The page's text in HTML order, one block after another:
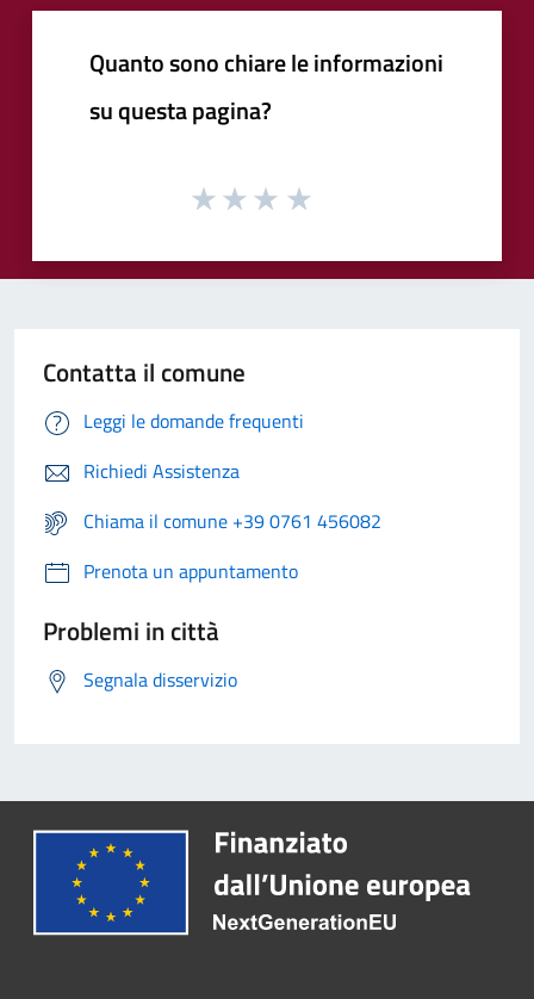
Quanto sono chiare le informazioni
su questa pagina?
Contatta il comune
Leggi le domande frequenti
Richiedi Assistenza
Chiama il comune +39 0761 456082
Prenota un appuntamento
Problemi in città
Segnala disservizio